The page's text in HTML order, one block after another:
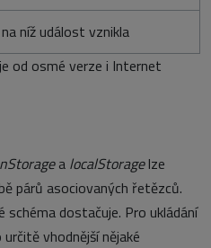
níž událost vznikla
od osmé verze i Internet
a localStoragelze
párů asociovaných řetězců.
schéma dostačuje. Pro ukládání
vhodnější nějaké